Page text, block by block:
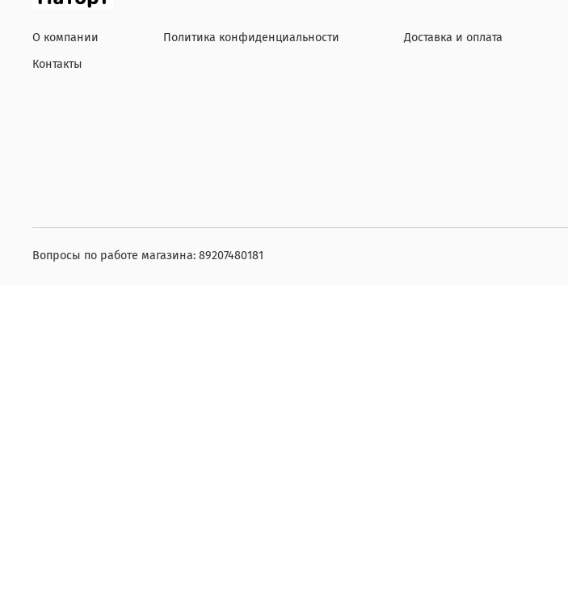
О компании
Контакты
Политика конфиденциальности Доставка и оплата
Вопросы по работе магазина: 89207480181